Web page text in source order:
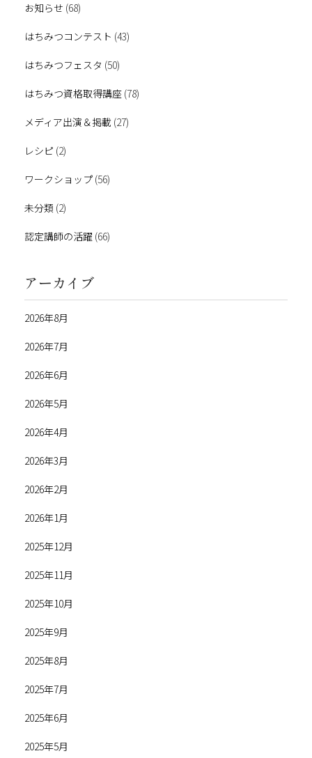
お知らせ (68)
はちみつコンテスト (43)
はちみつフェスタ (50)
はちみつ資格取得講座 (78)
メディア出演＆掲載 (27)
レシピ (2)
ワークショップ (56)
未分類 (2)
認定講師の活躍 (66)
アーカイブ
2026年8月
2026年7月
2026年6月
2026年5月
2026年4月
2026年3月
2026年2月
2026年1月
2025年12月
2025年11月
2025年10月
2025年9月
2025年8月
2025年7月
2025年6月
2025年5月